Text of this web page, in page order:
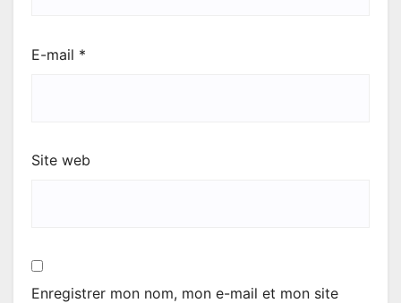
E-mail *
Site web
Enregistrer mon nom, mon e-mail et mon site